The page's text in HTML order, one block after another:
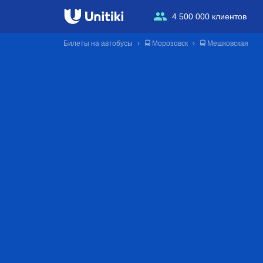
4 500 000 клиентов
Билеты на автобусы 🚍 Морозовск 🚍 Мешковская